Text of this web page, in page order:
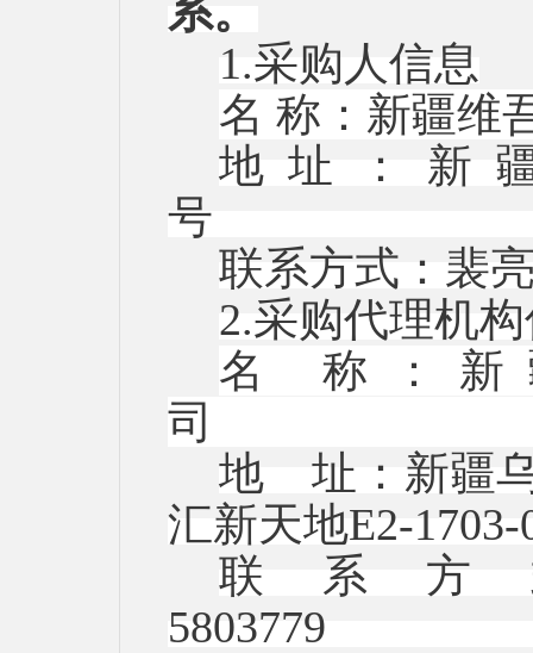
系。
1.采购人信息
名 称：新
地址：新
联系方式：裴
2.采购代理机
名
称：
地 址：新疆
汇新天
联系